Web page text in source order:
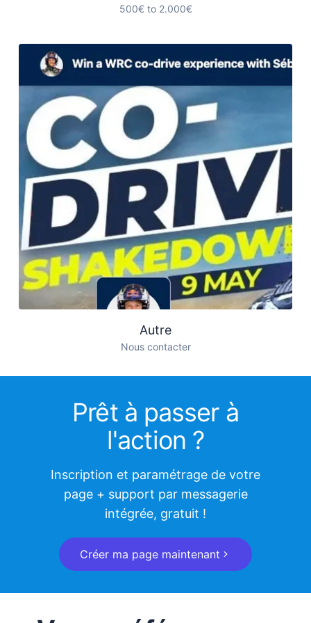
500€ to 2.000€
Autre
Nous contacter
Prêt à passer à
l'action ?
Inscription et paramétrage de votre
page + support par messagerie
intégrée, gratuit !
Créer ma page maintenant